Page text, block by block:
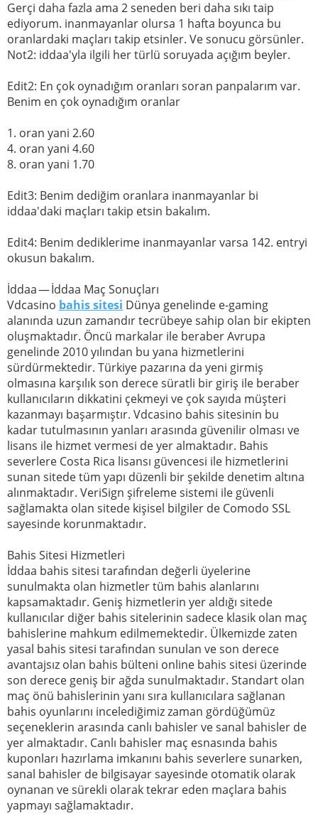
Gerçi daha fazla ama 2 seneden beri daha sıkı taip
ediyorum. inanmayanlar olursa 1 hafta boyunca bu
oranlardaki maçları takip etsinler. Ve sonucu görsünler.
Not2: iddaa'yla ilgili her türlü soruyada açığım beyler.
Edit2: En çok oynadığım oranları soran panpalarım var.
Benim en çok oynadığım oranlar
1. oran yani 2.60
4. oran yani 4.60
8. oran yani 1.70
Edit3: Benim dediğim oranlara inanmayanlar bi
iddaa'daki maçları takip etsin bakalım.
Edit4: Benim dediklerime inanmayanlar varsa 142. entryi
okusun bakalım.
İddaa — İddaa Maç Sonuçları
Vdcasino bahis sitesi Dünya genelinde e-gaming
alanında uzun zamandır tecrübeye sahip olan bir ekipten
oluşmaktadır. Öncü markalar ile beraber Avrupa
genelinde 2010 yılından bu yana hizmetlerini
sürdürmektedir. Türkiye pazarına da yeni girmiş
olmasına karşılık son derece süratli bir giriş ile beraber
kullanıcıların dikkatini çekmeyi ve çok sayıda müşteri
kazanmayı başarmıştır. Vdcasino bahis sitesinin bu
kadar tutulmasının yanları arasında güvenilir olması ve
lisans ile hizmet vermesi de yer almaktadır. Bahis
severlere Costa Rica lisansı güvencesi ile hizmetlerini
sunan sitede tüm yapı düzenli bir şekilde denetim altına
alınmaktadır. VeriSign şifreleme sistemi ile güvenli
sağlamakta olan sitede kişisel bilgiler de Comodo SSL
sayesinde korunmaktadır.
Bahis Sitesi Hizmetleri
İddaa bahis sitesi tarafından değerli üyelerine
sunulmakta olan hizmetler tüm bahis alanlarını
kapsamaktadır. Geniş hizmetlerin yer aldığı sitede
kullanıcılar diğer bahis sitelerinin sadece klasik olan maç
bahislerine mahkum edilmemektedir. Ülkemizde zaten
yasal bahis sitesi tarafından sunulan ve son derece
avantajsız olan bahis bülteni online bahis sitesi üzerinde
son derece geniş bir ağda sunulmaktadır. Standart olan
maç önü bahislerinin yanı sıra kullanıcılara sağlanan
bahis oyunlarını incelediğimiz zaman gördüğümüz
seçeneklerin arasında canlı bahisler ve sanal bahisler de
yer almaktadır. Canlı bahisler maç esnasında bahis
kuponları hazırlama imkanını bahis severlere sunarken,
sanal bahisler de bilgisayar sayesinde otomatik olarak
oynanan ve sürekli olarak tekrar eden maçlara bahis
yapmayı sağlamaktadır.